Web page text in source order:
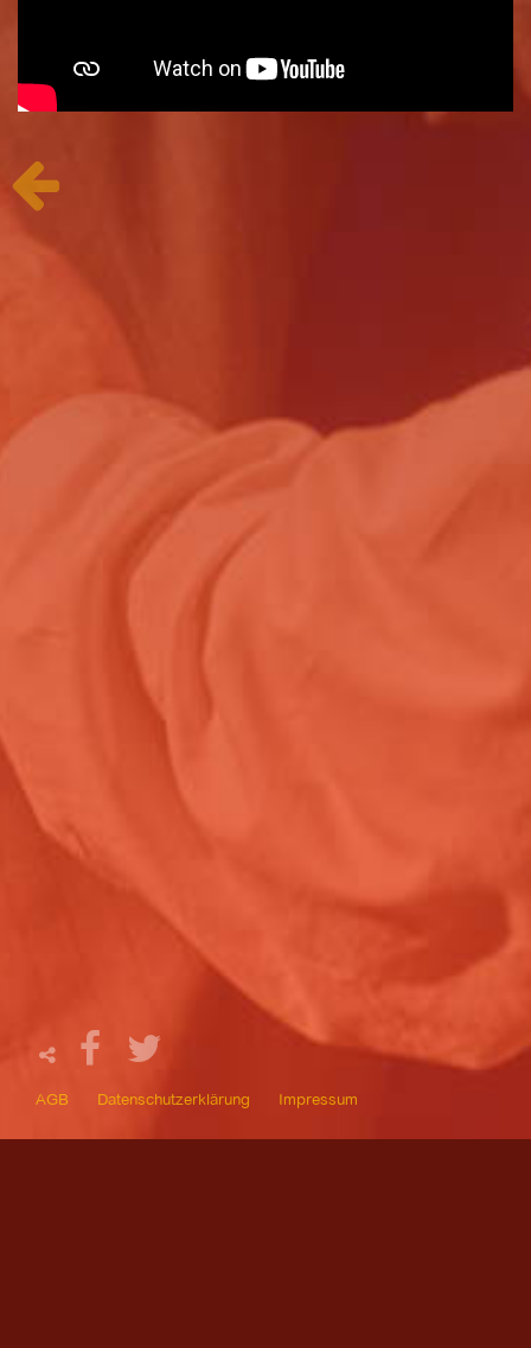
AGB Datenschutzerklärung Impressum